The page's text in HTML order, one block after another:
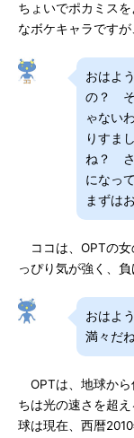
ちょいでポカミス
なボケキャラです
おはよ
の？ そ
ゃない
りすま
ね？ さ
になっ
まずは
ココは、OPTの女
っぴり気が強く、負
おはよ
満々だ
OPTは、地球から
ちは光の速さを超
球は現在、西暦